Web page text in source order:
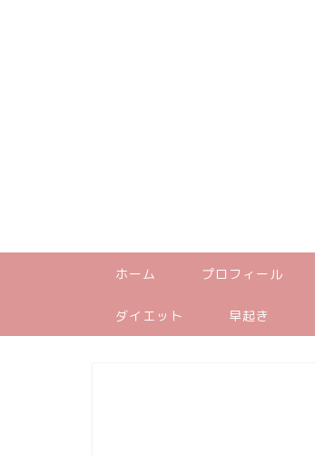
ホーム プロフィール
ダイエット 早起き